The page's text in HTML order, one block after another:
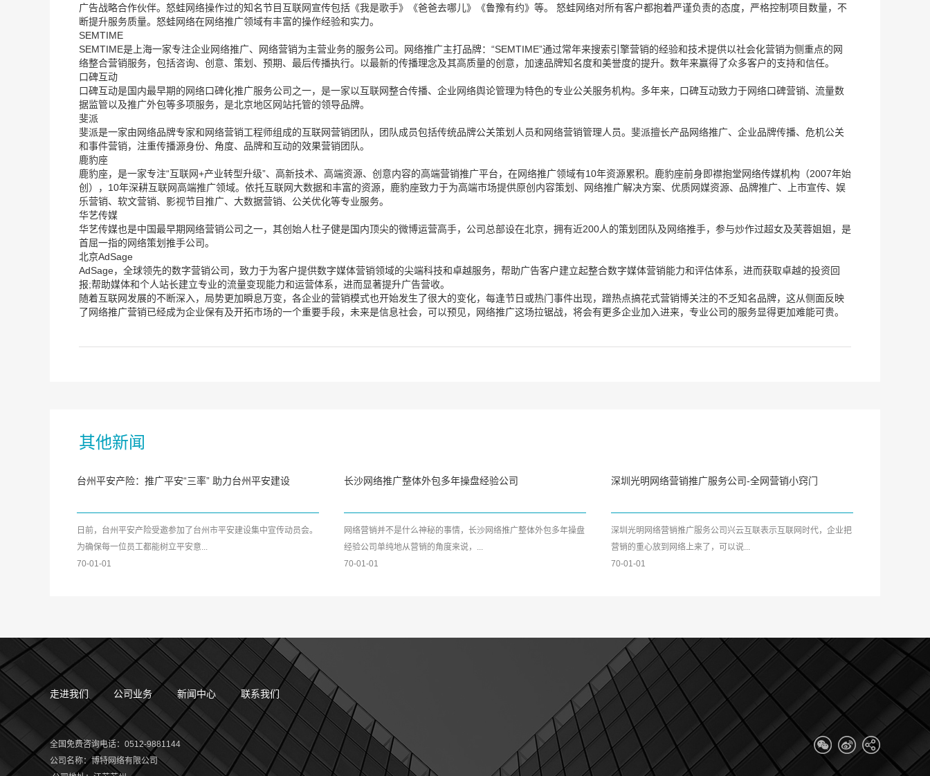
广告战略合作伙伴。怒蛙网络操作过的知名节目互联网宣传包括《我是歌手》《爸爸去哪儿》《鲁豫有约》等。 怒蛙网络对所有客户都抱着严谨负责的态度，严格控制项目数量，不
断提升服务质量。怒蛙网络在网络推广领域有丰富的操作经验和实力。
SEMTIME
SEMTIME是上海一家专注企业网络推广、网络营销为主营业务的服务公司。网络推广主打品牌：“SEMTIME”通过常年来搜索引擎营销的经验和技术提供以社会化营销为侧重点的网
络整合营销服务，包括咨询、创意、策划、预期、最后传播执行。以最新的传播理念及其高质量的创意，加速品牌知名度和美誉度的提升。数年来赢得了众多客户的支持和信任。
口碑互动
口碑互动是国内最早期的网络口碑化推广服务公司之一，是一家以互联网整合传播、企业网络舆论管理为特色的专业公关服务机构。多年来，口碑互动致力于网络口碑营销、流量数
据监管以及推广外包等多项服务，是北京地区网站托管的领导品牌。
斐派
斐派是一家由网络品牌专家和网络营销工程师组成的互联网营销团队，团队成员包括传统品牌公关策划人员和网络营销管理人员。斐派擅长产品网络推广、企业品牌传播、危机公关
和事件营销，注重传播源身份、角度、品牌和互动的效果营销团队。
鹿豹座
鹿豹座，是一家专注“互联网+产业转型升级”、高新技术、高端资源、创意内容的高端营销推广平台，在网络推广领域有10年资源累积。鹿豹座前身即襟抱堂网络传媒机构（2007年始
创），10年深耕互联网高端推广领域。依托互联网大数据和丰富的资源，鹿豹座致力于为高端市场提供原创内容策划、网络推广解决方案、优质网媒资源、品牌推广、上市宣传、娱
乐营销、软文营销、影视节目推广、大数据营销、公关优化等专业服务。
华艺传媒
华艺传媒也是中国最早期网络营销公司之一，其创始人杜子健是国内顶尖的微博运营高手，公司总部设在北京，拥有近200人的策划团队及网络推手，参与炒作过超女及芙蓉姐姐，是
首屈一指的网络策划推手公司。
北京AdSage
AdSage，全球领先的数字营销公司，致力于为客户提供数字媒体营销领域的尖端科技和卓越服务，帮助广告客户建立起整合数字媒体营销能力和评估体系，进而获取卓越的投资回
报;帮助媒体和个人站长建立专业的流量变现能力和运营体系，进而显著提升广告营收。
随着互联网发展的不断深入，局势更加瞬息万变，各企业的营销模式也开始发生了很大的变化，每逢节日或热门事件出现，蹭热点搞花式营销博关注的不乏知名品牌，这从侧面反映
了网络推广营销已经成为企业保有及开拓市场的一个重要手段，未来是信息社会，可以预见，网络推广这场拉锯战，将会有更多企业加入进来，专业公司的服务显得更加难能可贵。
其他新闻
台州平安产险：推广平安“三率” 助力台州平安建设
日前，台州平安产险受邀参加了台州市平安建设集中宣传动员会。
为确保每一位员工都能树立平安意...
70-01-01
长沙网络推广整体外包多年操盘经验公司
网络营销并不是什么神秘的事情，长沙网络推广整体外包多年操盘
经验公司单纯地从营销的角度来说，...
70-01-01
深圳光明网络营销推广服务公司-全网营销小窍门
深圳光明网络营销推广服务公司兴云互联表示互联网时代，企业把
营销的重心放到网络上来了，可以说...
70-01-01
走进我们 公司业务 新闻中心 联系我们
全国免费咨询电话：0512-9881144
公司名称：博特网络有限公司